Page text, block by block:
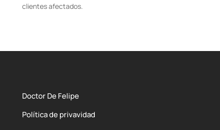
clientes afectados.
Doctor De Felipe
Política de privavidad